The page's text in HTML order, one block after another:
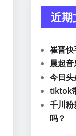
近期
崔晋
晨起
今日
tiktok
千川
吗？